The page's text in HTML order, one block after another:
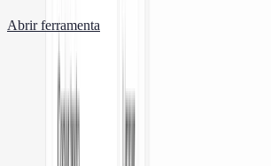
Abrir ferramenta